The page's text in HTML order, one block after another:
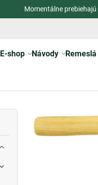
Momentálne
E-shop Návody Remeslá